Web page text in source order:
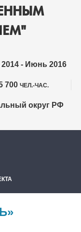
- Июнь 2016
700 ЧЕЛ.-ЧАС.
округ РФ